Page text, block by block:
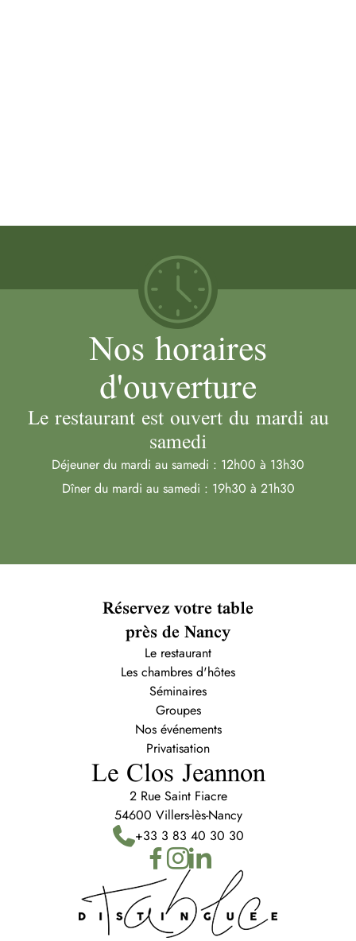
Nos horaires
d'ouverture
Le restaurant est ouvert du mardi au
samedi
Déjeuner du mardi au samedi : 12h00 à 13h30
Dîner du mardi au samedi : 19h30 à 21h30
Réservez votre table
près de Nancy
Le restaurant
Les chambres d'hôtes
Séminaires
Groupes
Nos événements
Privatisation
Le Clos Jeannon
2 Rue Saint Fiacre
54600 Villers-lès-Nancy
+33 3 83 40 30 30